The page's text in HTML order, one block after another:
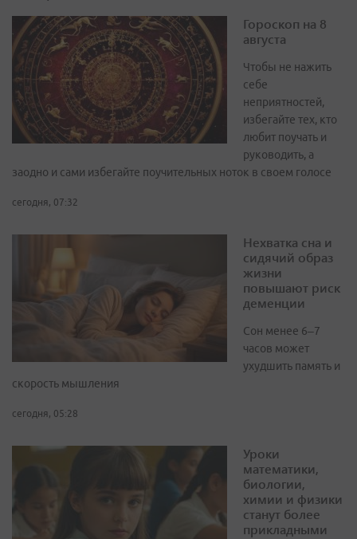
Гороскоп на 8
августа
Чтобы не нажить
себе
неприятностей,
избегайте тех, кто
любит поучать и
руководить, а
заодно и сами избегайте поучительных ноток в своем голосе
сегодня, 07:32
Нехватка сна и
сидячий образ
жизни
повышают риск
деменции
Сон менее 6–7
часов может
ухудшить память и
скорость мышления
сегодня, 05:28
Уроки
математики,
биологии,
химии и физики
станут более
прикладными